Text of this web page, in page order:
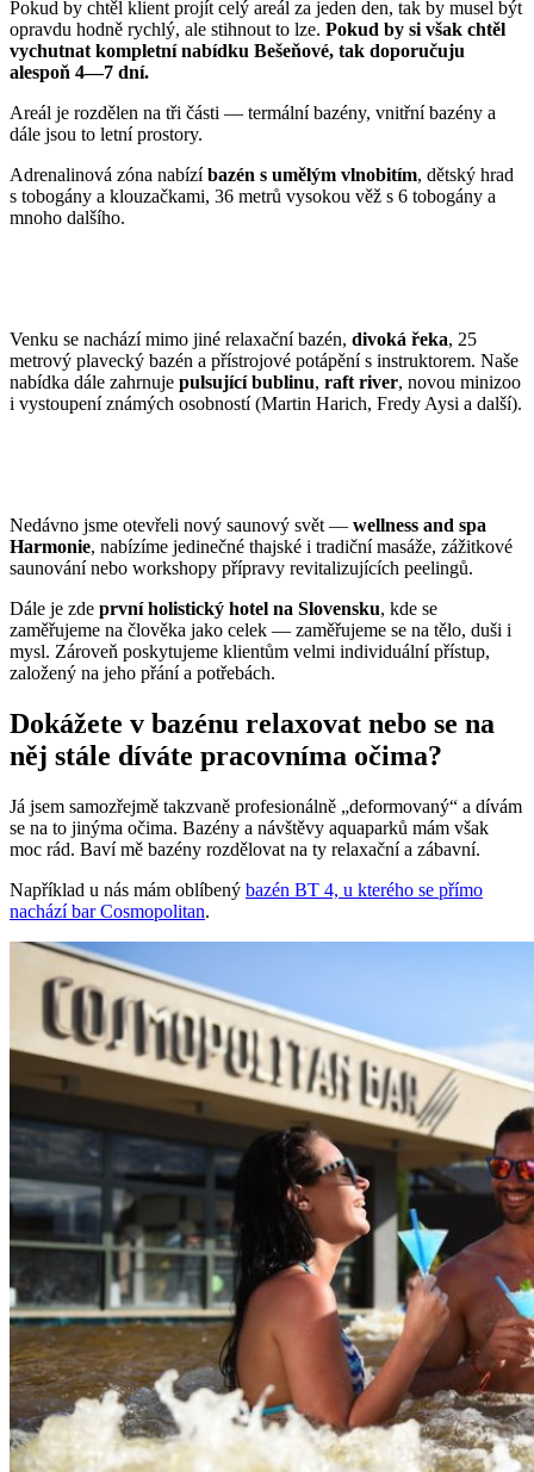
Pokud by chtěl klient projít celý areál za jeden den, tak by musel být
opravdu hodně rychlý, ale stihnout to lze. Pokud by si však chtěl
vychutnat kompletní nabídku Bešeňové, tak doporučuju
alespoň 4—7 dní.
Areál je rozdělen na tři části — termální bazény, vnitřní bazény a
dále jsou to letní prostory.
Adrenalinová zóna nabízíbazén s umělým vlnobitím, dětský hrad
s tobogány a klouzačkami, 36 metrů vysokou věž s 6 tobogány a
mnoho dalšího.
Venku se nachází mimo jiné relaxační bazén, divoká řeka, 25
metrový plavecký bazén a přístrojové potápění s instruktorem. Naše
nabídka dále zahrnuje pulsující bublinu, raft river, novou minizoo
i vystoupení známých osobností (Martin Harich, Fredy Aysi a další).
Nedávno jsme otevřeli nový saunový svět — wellness and spa
Harmonie, nabízíme jedinečné thajské i tradiční masáže, zážitkové
saunování nebo workshopy přípravy revitalizujících peelingů.
Dále je zde první holistický hotel na Slovensku, kde se
zaměřujeme na člověka jako celek — zaměřujeme se na tělo, duši i
mysl. Zároveň poskytujeme klientům velmi individuální přístup,
založený na jeho přání a potřebách.
Dokážete v bazénu relaxovat nebo se na
něj stále díváte pracovníma očima?
Já jsem samozřejmě takzvaně profesionálně „deformovaný“ a dívám
se na to jinýma očima. Bazény a návštěvy aquaparků mám však
moc rád. Baví mě bazény rozdělovat na ty relaxační a zábavní.
Například u nás mám oblíbený bazén BT 4, u kterého se přímo
nachází bar Cosmopolitan.